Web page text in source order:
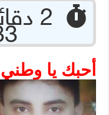
233 كلمة
أحبك يا